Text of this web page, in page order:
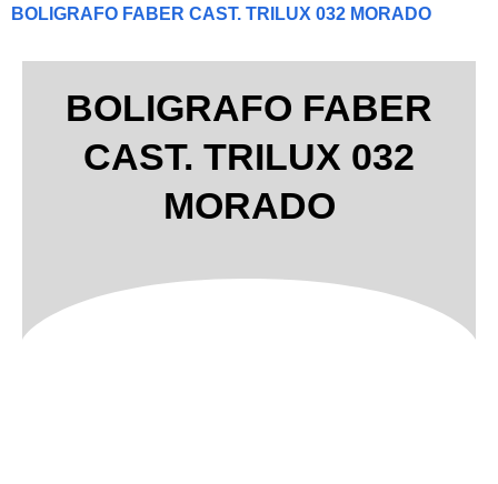
BOLIGRAFO FABER CAST. TRILUX 032 MORADO
BOLIGRAFO FABER
CAST. TRILUX 032
MORADO